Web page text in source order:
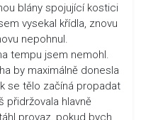
blány spojující kostici
vysekal křídla, znovu
nepohnul.
tempu jsem nemohl.
by maximálně donesla
se tělo začíná propadat
přidržovala hlavně
provaz, pokud bych